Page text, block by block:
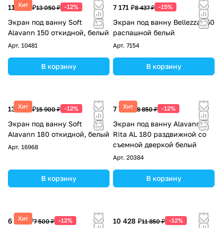
Хит
11 484 ₽13 050 ₽ -12%
Экран под ванну Soft
Alavann 150 откидной, белый
Арт. 10481
В корзину
7 171 ₽8 437 ₽ -15%
Экран под ванну Bellezza 150
распашной белый
Арт. 7154
В корзину
Хит
13 992 ₽15 900 ₽ -12%
Экран под ванну Soft
Alavann 180 откидной, белый
Арт. 16968
В корзину
Хит
7 788 ₽ 8 850 ₽ -12%
Экран под ванну Alavann
Rita AL 180 раздвижной со
съемной дверкой белый
Арт. 20384
В корзину
Хит
6 600 ₽7 500 ₽ -12% 10 428 ₽11 850 ₽ -12%